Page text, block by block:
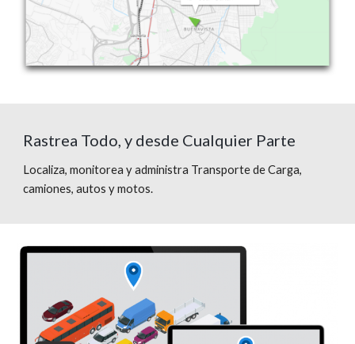
Rastrea Todo, y desde Cualquier Parte
Localiza, monitorea y administra Transporte de Carga,
camiones, autos y motos.